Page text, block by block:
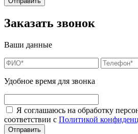
Заказать звонок
Ваши данные
Удобное время для звонка
Я соглашаюсь на обработку
соответствии с Политикой